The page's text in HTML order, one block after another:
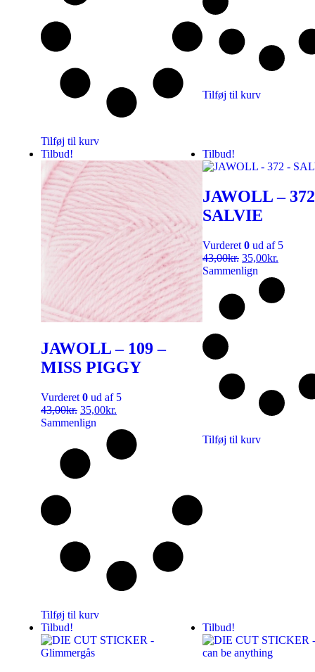
Tilføj til kurv
Tilføj til kurv
Tilbud!
JAWOLL – 109 –
MISS PIGGY
Vurderet 0 ud af 5
43,00kr. 35,00kr.
Sammenlign
Tilføj til kurv
Tilbud!
JAWOLL –
SALVIE
Vurderet 0 ud af 5
43,00kr. 35,00kr.
Sammenlign
Tilføj til kurv
Tilbud! Tilbud!